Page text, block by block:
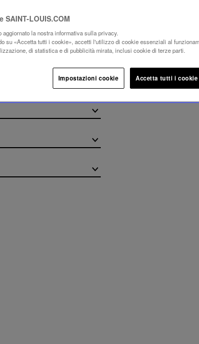
SAINT-LOUIS.COM
aggiornato la nostra informativa sulla privacy.
su «Accetta tutti i cookie», accetti l'utilizzo di cookie essenziali al
di statistica e di pubblicità mirata, inclusi cookie di terze parti.
Impostazioni cookie Accetta tutti i cookie